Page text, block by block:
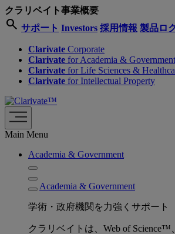
クラリベイト事業概要
search サポート Investors 採用情報 製品ロ
Clarivate Corporate
Clarivate for Academia & Government
Clarivate for Life Sciences &
Clarivate for Intellectual Property
Main Menu
Academia & Government
Academia & Government
学術・政府機関を力強くサポート
クラリベイトは、Web of Science™